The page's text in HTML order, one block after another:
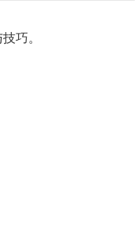
巧。